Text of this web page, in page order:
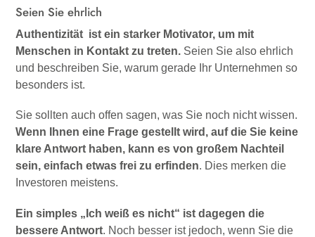
Seien Sie ehrlich
Authentizität ist ein starker Motivator, um mit
Menschen in Kontakt zu treten. Seien Sie also ehrlich
und beschreiben Sie, warum gerade Ihr Unternehmen so
besonders ist.
Sie sollten auch offen sagen, was Sie noch nicht wissen.
Wenn Ihnen eine Frage gestellt wird, auf die Sie keine
klare Antwort haben, kann es von großem Nachteil
sein, einfach etwas frei zu erfinden. Dies merken die
Investoren meistens.
Ein simples „Ich weiß es nicht“ ist dagegen die
bessere Antwort. Noch besser ist jedoch, wenn Sie die